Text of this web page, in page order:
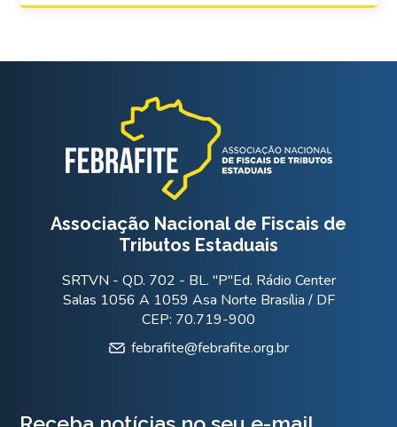
Associação Nacional de Fiscais de
Tributos Estaduais
SRTVN - QD. 702 - BL. "P"Ed. Rádio Center
Salas 1056 A 1059 Asa Norte Brasília / DF
CEP: 70.719-900
febrafite@febrafite.org.br